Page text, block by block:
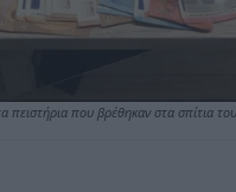
πειστήρια που βρέθηκαν στα σπίτια